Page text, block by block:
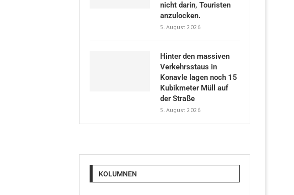
nicht darin, Touristen
anzulocken.
5. August 2026
Hinter den massiven
Verkehrsstaus in
Konavle lagen noch 15
Kubikmeter Müll auf
der Straße
5. August 2026
KOLUMNEN